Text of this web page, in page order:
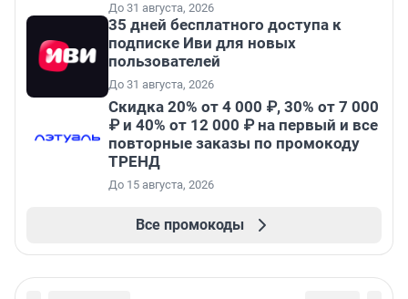
До 31 августа, 2026
35 дней бесплатного доступа к
подписке Иви для новых
пользователей
До 31 августа, 2026
Скидка 20% от 4 000 ₽, 30% от 7 000
₽ и 40% от 12 000 ₽ на первый и все
повторные заказы по промокоду
ТРЕНД
До 15 августа, 2026
Все промокоды